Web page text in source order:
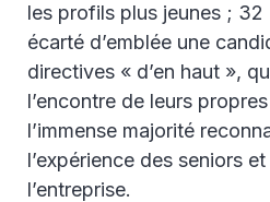
les profils plus jeunes ;
écarté d’emblée une
directives « d’en haut »,
l’encontre de leurs
l’immense majorité
l’expérience des seniors
l’entreprise.